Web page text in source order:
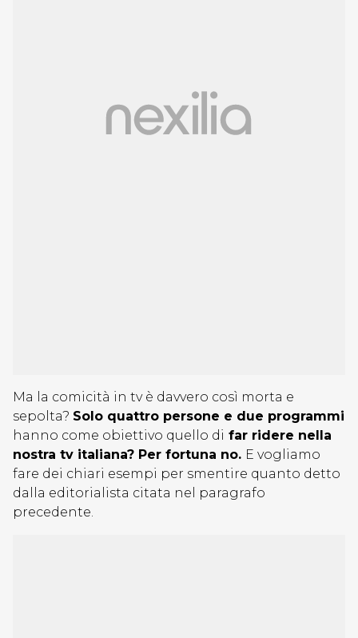
Ma la comicità in tv è davvero così morta e
sepolta? Solo quattro persone e due programmi
hanno come obiettivo quello di far ridere nella
nostra tv italiana? Per fortuna no. E vogliamo
fare dei chiari esempi per smentire quanto detto
dalla editorialista citata nel paragrafo
precedente.